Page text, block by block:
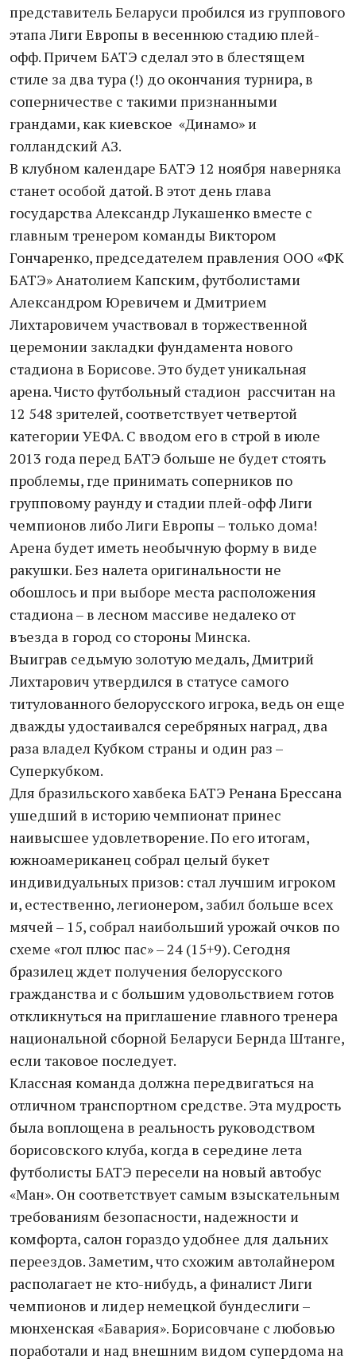
представитель Беларуси пробился из группового
этапа Лиги Европы в весеннюю стадию плей-
офф. Причем БАТЭ сделал это в блестящем
стиле за два тура (!) до окончания турнира, в
соперничестве с такими признанными
грандами, как киевское «Динамо» и
голландский АЗ.
В клубном календаре БАТЭ 12 ноября наверняка
станет особой датой. В этот день глава
государства Александр Лукашенко вместе с
главным тренером команды Виктором
Гончаренко, председателем правления ООО «ФК
БАТЭ» Анатолием Капским, футболистами
Александром Юревичем и Дмитрием
Лихтаровичем участвовал в торжественной
церемонии закладки фундамента нового
стадиона в Борисове. Это будет уникальная
арена. Чисто футбольный стадион рассчитан на
12 548 зрителей, соответствует четвертой
категории УЕФА. С вводом его в строй в июле
2013 года перед БАТЭ больше не будет стоять
проблемы, где принимать соперников по
групповому раунду и стадии плей-офф Лиги
чемпионов либо Лиги Европы – только дома!
Арена будет иметь необычную форму в виде
ракушки. Без налета оригинальности не
обошлось и при выборе места расположения
стадиона – в лесном массиве недалеко от
въезда в город со стороны Минска.
Выиграв седьмую золотую медаль, Дмитрий
Лихтарович утвердился в статусе самого
титулованного белорусского игрока, ведь он еще
дважды удостаивался серебряных наград, два
раза владел Кубком страны и один раз –
Суперкубком.
Для бразильского хавбека БАТЭ Ренана Брессана
ушедший в историю чемпионат принес
наивысшее удовлетворение. По его итогам,
южноамериканец собрал целый букет
индивидуальных призов: стал лучшим игроком
и, естественно, легионером, забил больше всех
мячей – 15, собрал наибольший урожай очков по
схеме «гол плюс пас» – 24 (15+9). Сегодня
бразилец ждет получения белорусского
гражданства и с большим удовольствием готов
откликнуться на приглашение главного тренера
национальной сборной Беларуси Бернда Штанге,
если таковое последует.
Классная команда должна передвигаться на
отличном транспортном средстве. Эта мудрость
была воплощена в реальность руководством
борисовского клуба, когда в середине лета
футболисты БАТЭ пересели на новый автобус
«Ман». Он соответствует самым взыскательным
требованиям безопасности, надежности и
комфорта, салон гораздо удобнее для дальних
переездов. Заметим, что схожим автолайнером
располагает не кто-нибудь, а финалист Лиги
чемпионов и лидер немецкой бундеслиги –
мюнхенская «Бавария». Борисовчане с любовью
поработали и над внешним видом супердома на